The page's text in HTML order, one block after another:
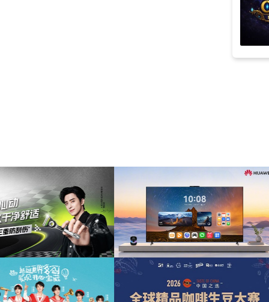
title (6)
年会 (6)
celebration (5)
chinese new year (5)